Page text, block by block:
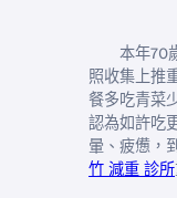
本年70歲
照收集上推
餐多吃青菜
認為如許吃
暈、疲憊，
竹 減重 診所